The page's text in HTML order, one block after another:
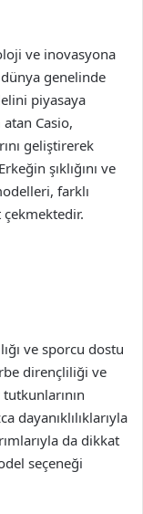
ve inovasyona
genelinde
piyasaya
Casio,
geliştirerek
şıklığını ve
farklı
ve sporcu dostu
dirençliliği ve
dayanıklılıklarıyla
da dikkat
seçeneği